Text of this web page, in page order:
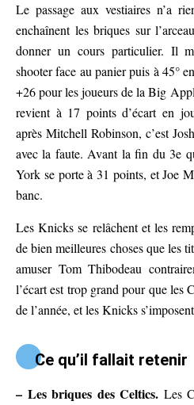
Le passage aux vestiaires n’a
enchaînent les briques sur
donner un cours particulier. Il
shooter face au panier puis à 45°
+26 pour les joueurs de la Big
revient à 17 points d’écart en
après Mitchell Robinson, c’est
avec la faute. Avant la fin du 3e
York se porte à 31 points, et Joe
banc.
Les Knicks se relâchent et les
de bien meilleures choses que les
amuser Tom Thibodeau
l’écart est trop grand pour que les
de l’année, et les Knicks
Ce qu’il fallait retenir
– Les briques des Celtics. Les